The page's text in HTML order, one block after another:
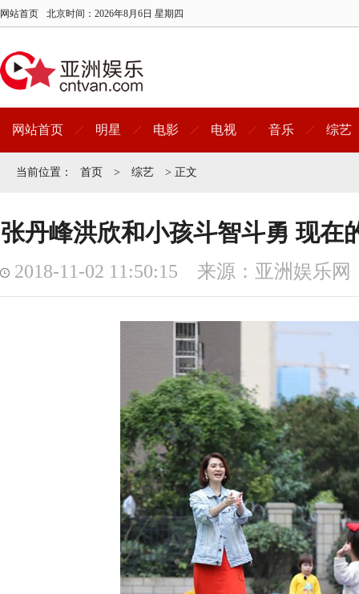
网站首页 北京时间： 2026年8月6日 星期四
网站首页 明星 电影 电视 音乐 综艺
当前位置： 首页 > 综艺 > 正文
张丹峰洪欣和小孩斗智斗勇 现在
2018-11-02 11:50:15 来源：亚洲娱乐网